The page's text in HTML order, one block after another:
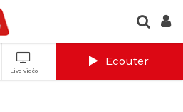
Live vidéo
Ecouter